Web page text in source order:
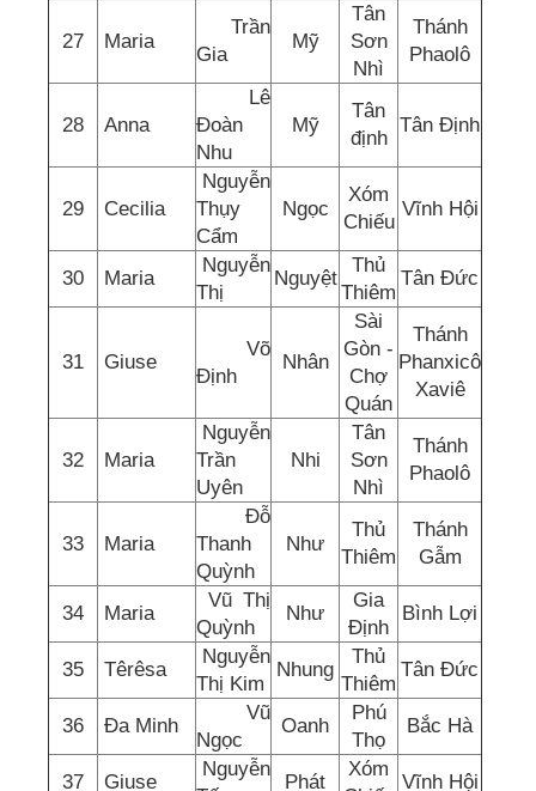
27 Maria
Trần
Gia
Mỹ
Tân
Sơn
Nhì
Thánh
Phaolô
28 Anna
Lê
Đoàn
Nhu
Mỹ
Tân
định
Tân Định
29 Cecilia
Nguyễn
Thụy
Cẩm
Ngọc
Xóm
Chiếu
Vĩnh Hội
30 Maria
Nguyễn
Thị
Nguyệt
Thủ
Thiêm
Tân Đức
31 Giuse
Võ
Định
Nhân
Sài
Gòn -
Chợ
Quán
Thánh
Phanxicô
Xaviê
32 Maria
Nguyễn
Trần
Uyên
Nhi
Tân
Sơn
Nhì
Thánh
Phaolô
33 Maria
Đỗ
Thanh
Quỳnh
Như
Thủ
Thiêm
Thánh
Gẫm
34 Maria
Vũ Thị
Quỳnh
Như
Gia
Định
Bình Lợi
35 Têrêsa
Nguyễn
Thị Kim
Nhung
Thủ
Thiêm
Tân Đức
36 Đa Minh
Vũ
Ngọc
Oanh
Phú
Thọ
Bắc Hà
37 Giuse
Nguyễn
Phát
Xóm
Vĩnh Hội